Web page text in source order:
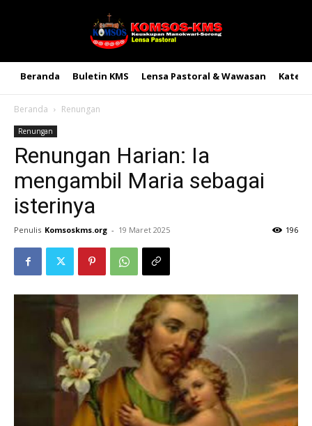
Beranda Buletin KMS Lensa Pastoral & Wawasan
Beranda Renungan
Renungan
Renungan Harian: Ia
mengambil Maria sebagai
isterinya
Penulis Komsoskms.org - 19 Maret 2025 196